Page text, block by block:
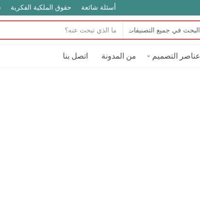
أسئلة شائعة حقوق الملكية الفكرية
ص
ل
عناصر التصميم من المدونة اتصل بنا